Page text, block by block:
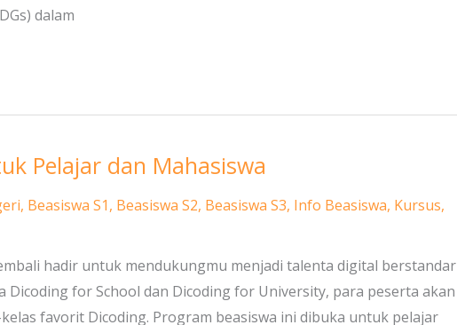
dalam
Pelajar dan Mahasiswa
, Beasiswa S1, Beasiswa S2, Beasiswa S3, Info Beasiswa, Kursus,
hadir untuk mendukungmu menjadi talenta digital berstandar
Dicoding for School dan Dicoding for University, para peserta akan
favorit Dicoding. Program beasiswa ini dibuka untuk pelajar